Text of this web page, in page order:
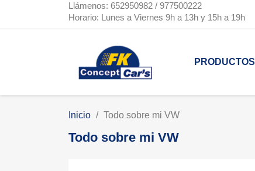
Llámenos: 652950982 / 977500222
Horario: Lunes a Viernes 9h a 13h y 15h a 19h
PRODUCTOS
Inicio Todo sobre mi VW
Todo sobre mi VW